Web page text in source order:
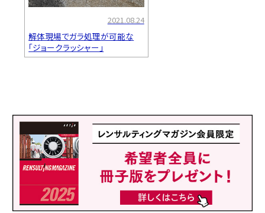
2021.08.24
解体現場でガラ処理が可能な
「ジョークラッシャー」